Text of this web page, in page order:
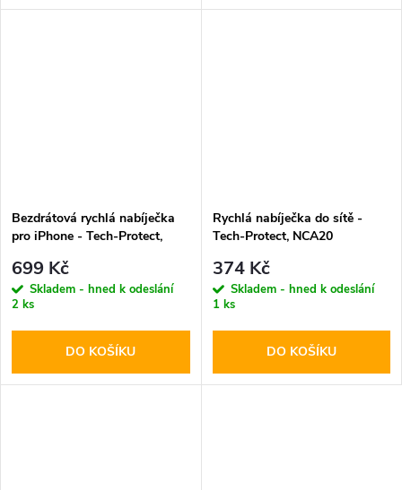
Bezdrátová rychlá nabíječka
pro iPhone - Tech-Protect,
Wireless Charger Black
699 Kč
Skladem - hned k odeslání
2 ks
DO KOŠÍKU
Rychlá nabíječka do sítě -
Tech-Protect, NCA20
kabel
374 Kč
Skladem - hned k odeslání
1 ks
DO KOŠÍKU